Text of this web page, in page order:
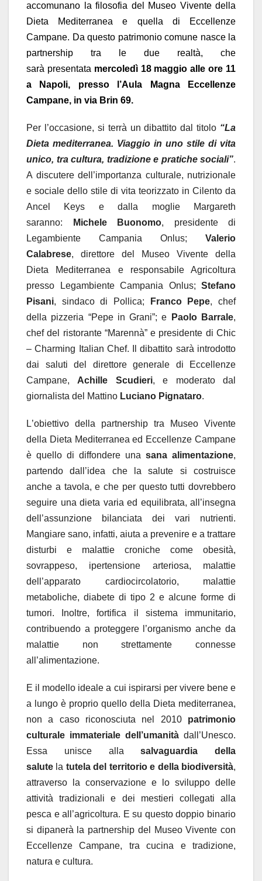
accomunano la filosofia del Museo Vivente della
Dieta Mediterranea e quella di Eccellenze
Campane. Da questo patrimonio comune nasce la
partnership tra le due realtà, che
sarà presentata mercoledì 18 maggio alle ore 11
a Napoli, presso l ’Aula Magna Eccellenze
Campane, in via Brin 69.
Per l ’occasione, si terrà un dibattito dal titolo “La
Dieta mediterranea. Viaggio in uno stile di vita
unico, tra cultura, tradizione e pratiche sociali”.
A discutere dell ’importanza culturale, nutrizionale
e sociale dello stile di vita teorizzato in Cilento da
Ancel Keys e dalla moglie Margareth
saranno:
Michele Buonomo, presidente di
Legambiente Campania Onlus; Valerio
Calabrese, direttore del Museo Vivente della
Dieta Mediterranea e responsabile Agricoltura
presso Legambiente Campania Onlus; Stefano
Pisani, sindaco di Pollica; Franco Pepe, chef
della pizzeria “Pepe in Grani”; e Paolo Barrale,
chef del ristorante “Marennà”e presidente di Chic
– Charming Italian Chef. Il dibattito sarà introdotto
dai saluti del direttore generale di Eccellenze
Campane, Achille Scudieri, e moderato dal
giornalista del Mattino Luciano Pignataro.
L’obiettivo della partnership tra Museo Vivente
della Dieta Mediterranea ed Eccellenze Campane
è quello di diffondere una sana alimentazione,
partendo dall ’idea che la salute si costruisce
anche a tavola, e che per questo tutti dovrebbero
seguire una dieta varia ed equilibrata, all ’insegna
dell ’assunzione bilanciata dei vari nutrienti.
Mangiare sano, infatti, aiuta a prevenire e a trattare
disturbi e malattie croniche come obesità,
sovrappeso, ipertensione arteriosa, malattie
dell ’apparato cardiocircolatorio, malattie
metaboliche, diabete di tipo 2 e alcune forme di
tumori. Inoltre, fortifica il sistema immunitario,
contribuendo a proteggere l ’organismo anche da
malattie non strettamente connesse
all ’alimentazione.
E il modello ideale a cui ispirarsi per vivere bene e
a lungo è proprio quello della Dieta mediterranea,
non a caso riconosciuta nel 2010 patrimonio
culturale immateriale dell ’umanità dall ’Unesco.
Essa unisce allasalvaguardia della
salute la tutela del territorio e della biodiversità,
attraverso la conservazione e lo sviluppo delle
attivitàtradizionali e dei mestieri collegati alla
pesca e all ’agricoltura. E su questo doppio binario
si dipanerà la partnership del Museo Vivente con
Eccellenze Campane, tra cucina e tradizione,
natura e cultura.